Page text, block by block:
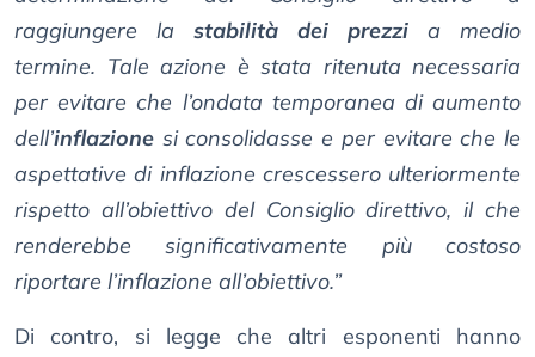
raggiungere la stabilità dei prezzi a medio
termine. Tale azione è stata ritenuta necessaria
per evitare che l’ondata temporanea di aumento
dell’inflazione si consolidasse e per evitare che le
aspettative di inflazione crescessero ulteriormente
rispetto all’obiettivo del Consiglio direttivo, il che
renderebbe significativamente più costoso
riportare l’inflazione all’obiettivo.”
Di contro, si legge che altri esponenti hanno